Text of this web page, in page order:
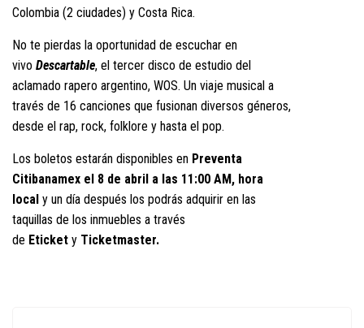
Colombia (2 ciudades) y Costa Rica.
No te pierdas la oportunidad de escuchar en
vivo Descartable, el tercer disco de estudio del
aclamado rapero argentino, WOS. Un viaje musical a
través de 16 canciones que fusionan diversos géneros,
desde el rap, rock, folklore y hasta el pop.
Los boletos estarán disponibles en Preventa
Citibanamex el 8 de abril a las 11:00 AM, hora
local y un día después los podrás adquirir en las
taquillas de los inmuebles a través
de Eticket y Ticketmaster.